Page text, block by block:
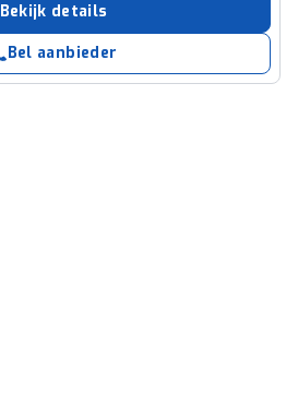
Bekijk details
Bel aanbieder